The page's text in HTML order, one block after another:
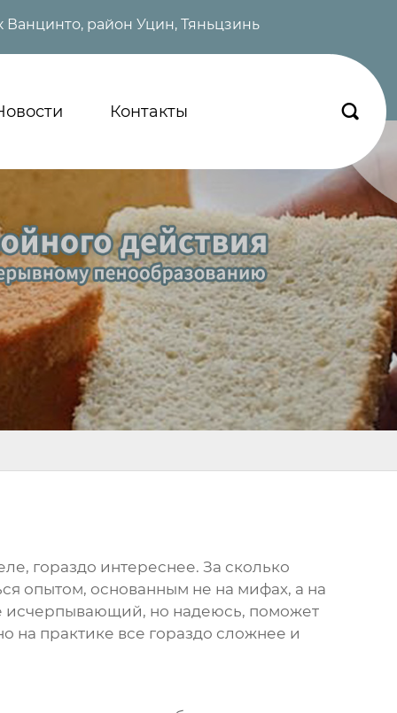
район Уцин, Тяньцзинь
Контакты 
гораздо интереснее. За сколько
опытом, основанным не на мифах, а на
исчерпывающий, но надеюсь, поможет
на практике все гораздо сложнее и